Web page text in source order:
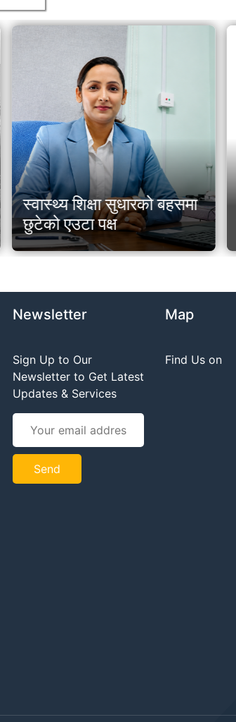
स्वास्थ्य शिक्षा सुधारको बहसमा
छुटेको एउटा पक्ष
Newsletter
Sign Up to Our
Newsletter to Get Latest
Updates & Services
Map
Find Us on